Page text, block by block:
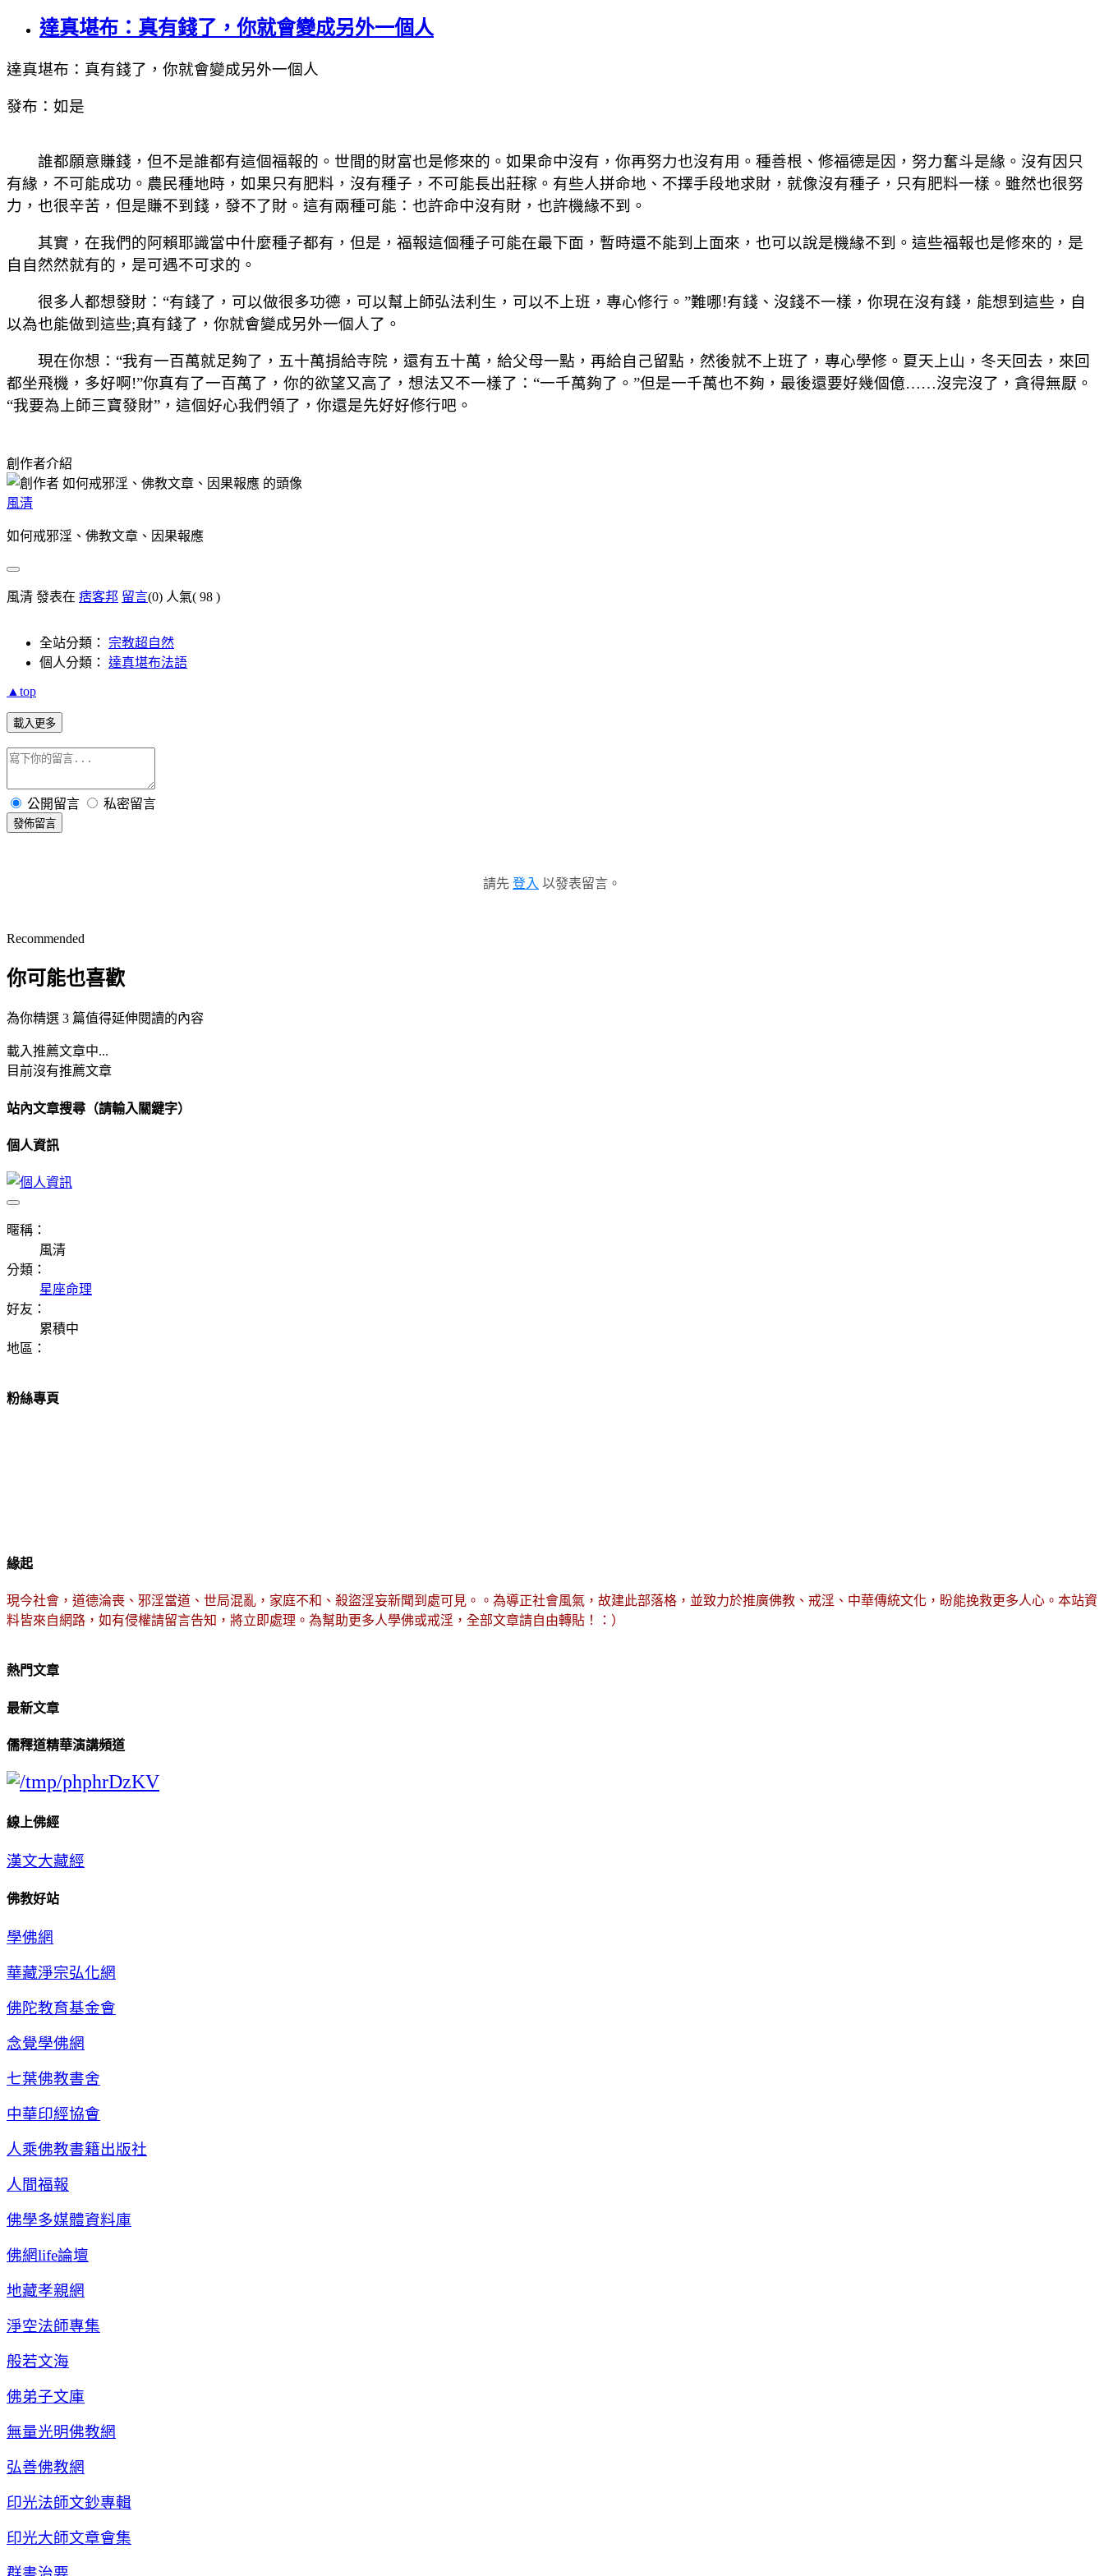
達真堪布：真有錢了，你就會變成另外一個人
達真堪布：真有錢了，你就會變成另外一個人
發布：如是
誰都願意賺錢，但不是誰都有這個福報的。世間的財富也是修來的。如果命中沒有，你再努力也沒有用。種善根、修福德是因，努力奮斗是緣。沒有因只
有緣，不可能成功。農民種地時，如果只有肥料，沒有種子，不可能長出莊稼。有些人拼命地、不擇手段地求財，就像沒有種子，只有肥料一樣。雖然也很努
力，也很辛苦，但是賺不到錢，發不了財。這有兩種可能：也許命中沒有財，也許機緣不到。
其實，在我們的阿賴耶識當中什麼種子都有，但是，福報這個種子可能在最下面，暫時還不能到上面來，也可以說是機緣不到。這些福報也是修來的，是
自自然然就有的，是可遇不可求的。
很多人都想發財：“有錢了，可以做很多功德，可以幫上師弘法利生，可以不上班，專心修行。”難哪!有錢、沒錢不一樣，你現在沒有錢，能想到這些，自
以為也能做到這些;真有錢了，你就會變成另外一個人了。
現在你想：“我有一百萬就足夠了，五十萬捐給寺院，還有五十萬，給父母一點，再給自己留點，然後就不上班了，專心學修。夏天上山，冬天回去，來回
都坐飛機，多好啊!”你真有了一百萬了，你的欲望又高了，想法又不一樣了：“一千萬夠了。”但是一千萬也不夠，最後還要好幾個億……沒完沒了，貪得無厭。
“我要為上師三寶發財”，這個好心我們領了，你還是先好好修行吧。
創作者介紹
風清
如何戒邪淫、佛教文章、因果報應
風清 發表在 痞客邦 留言(0) 人氣( 98 )
全站分類： 宗教超自然
個人分類： 達真堪布法語
▲top
載入更多
公開留言 私密留言
發佈留言
請先 登入 以發表留言。
Recommended
你可能也喜歡
為你精選 3 篇值得延伸閱讀的內容
載入推薦文章中...
目前沒有推薦文章
站內文章搜尋（請輸入關鍵字）
個人資訊
暱稱：
風清
分類：
星座命理
好友：
累積中
地區：
粉絲專頁
緣起
現今社會，道德淪喪、邪淫當道、世局混亂，家庭不和、殺盜淫妄新聞到處可見。。為導正社會風氣，故建此部落格，並致力於推廣佛教、戒淫、中華傳統文化，盼能挽救更多人心。本站資
料皆來自網路，如有侵權請留言告知，將立即處理。為幫助更多人學佛或戒淫，全部文章請自由轉貼！：）
熱門文章
最新文章
儒釋道精華演講頻道
線上佛經
漢文大藏經
佛教好站
學佛網
華藏淨宗弘化網
佛陀教育基金會
念覺學佛網
七葉佛教書舍
中華印經協會
人乘佛教書籍出版社
人間福報
佛學多媒體資料庫
佛網life論壇
地藏孝親網
淨空法師專集
般若文海
佛弟子文庫
無量光明佛教網
弘善佛教網
印光法師文鈔專輯
印光大師文章會集